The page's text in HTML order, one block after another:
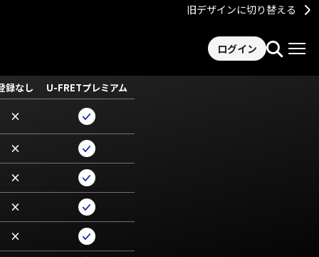
旧デザインに切り替える
ログイン
録なし U-FRETプレミアム
×
×
×
×
×